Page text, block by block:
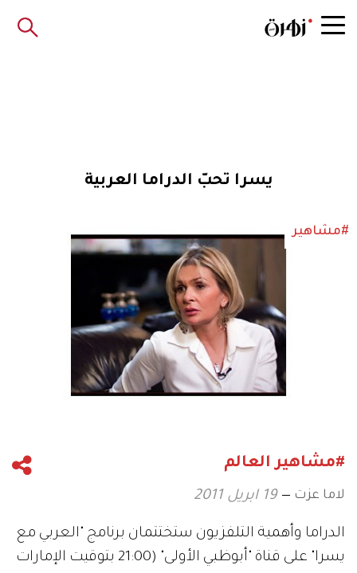
يسرا تحبّ الدراما العربية
#مشاهير
#مشاهير العالم
لاما عزت 19 ابريل 2011
الدراما وأهمية التلفزيون ستختتمان برنامج "العربي مع
يسرا" على قناة "أبوظبي الأولى" (21:00 بتوقيت الإمارات